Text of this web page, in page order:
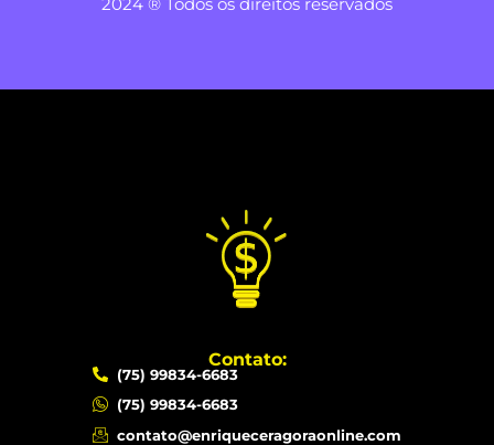
Contato:
(75) 99834-6683
(75) 99834-6683
contato@enriqueceragoraonline.com